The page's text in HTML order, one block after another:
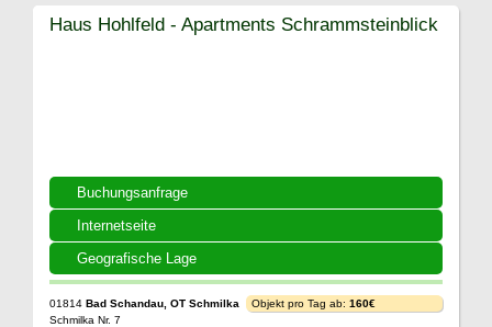
Buchungsanfrage
Internetseite
Geografische Lage
Haus Hohlfeld - Apartments Schrammsteinblick
01814 Bad Schandau, OT Schmilka
Schmilka Nr. 7
Objekt pro Tag ab: 160€